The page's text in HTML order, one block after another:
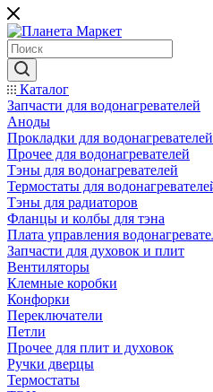
Каталог
Запчасти для водонагревателей
Аноды
Прокладки для водонагревателей
Прочее для водонагревателей
Тэны для водонагревателей
Термостаты для
Тэны для радиаторов
Фланцы и колбы для тэна
Плата управления
Запчасти для духовок и плит
Вентиляторы
Клемные коробки
Конфорки
Переключатели
Петли
Прочее для плит и духовок
Ручки дверцы
Термостаты